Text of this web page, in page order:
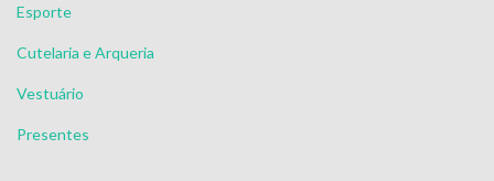
Esporte
Cutelaria e Arqueria
Vestuário
Presentes